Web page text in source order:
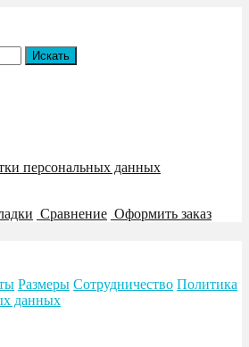
персональных данных
Сравнение Оформить заказ
Размеры Сотрудничество Политика
данных